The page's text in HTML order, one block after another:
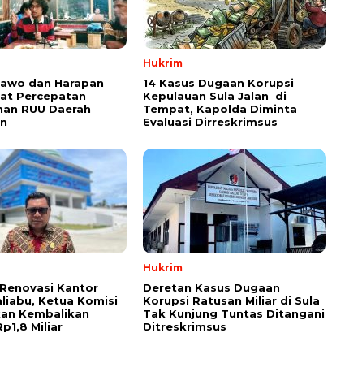
dan Harapan
Percepatan
RUU Daerah
Hukrim
14 Kasus Dugaan Korupsi
Kepulauan Sula Jalan di
Tempat, Kapolda Diminta
Evaluasi Dirreskrimsus
Kantor
Ketua Komisi
Kembalikan
Miliar
Hukrim
Deretan Kasus Dugaan
Korupsi Ratusan Miliar di Sula
Tak Kunjung Tuntas Ditangani
Ditreskrimsus